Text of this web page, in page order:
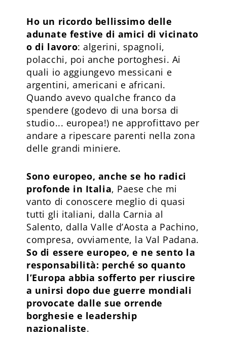
Ho un ricordo bellissimo delle
adunate festive di amici di vicinato
o di lavoro: algerini, spagnoli,
polacchi, poi anche portoghesi. Ai
quali io aggiungevo messicani e
argentini, americani e africani.
Quando avevo qualche franco da
spendere (godevo di una borsa di
studio... europea!) ne approfittavo per
andare a ripescare parenti nella zona
delle grandi miniere.
Sono europeo, anche se ho radici
profonde in Italia, Paese che mi
vanto di conoscere meglio di quasi
tutti gli italiani, dalla Carnia al
Salento, dalla Valle d’Aosta a Pachino,
compresa, ovviamente, la Val Padana.
So di essere europeo, e ne sento la
responsabilità: perché so quanto
l’Europa abbia sofferto per riuscire
a unirsi dopo due guerre mondiali
provocate dalle sue orrende
borghesie e leadership
nazionaliste.